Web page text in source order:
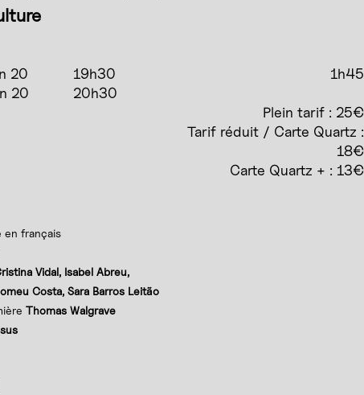
20
19h30
20 20h30
1h45
Plein tarif : 25€
Tarif réduit / Carte Quartz :
18€
Carte Quartz + : 13€
en français
Vidal, Isabel Abreu,
Costa, Sara Barros Leitão
Thomas Walgrave